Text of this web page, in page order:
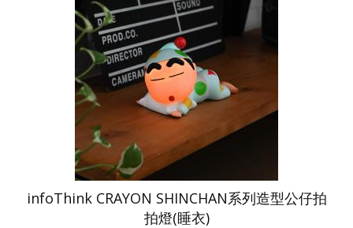
infoThink CRAYON SHINCHAN系列造型公仔拍
拍燈(睡衣)